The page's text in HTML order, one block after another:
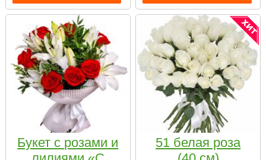
Букет с розами и
51 белая роза